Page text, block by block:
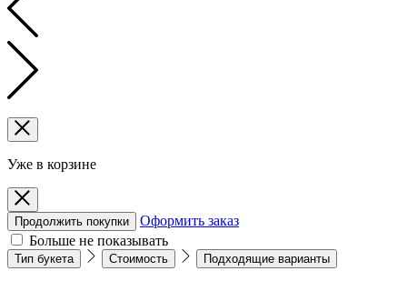
Уже в корзине
Продолжить покупки
Оформить заказ
Больше не показывать
Тип букета Стоимость Подходящие варианты